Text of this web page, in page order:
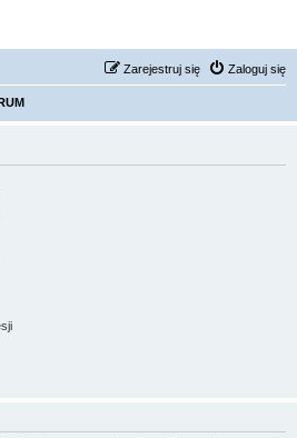
Zaloguj się
Zarejestruj się